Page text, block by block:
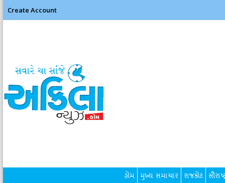
Create Account
હોમ મુખ્ય સમાચાર રાજકોટ